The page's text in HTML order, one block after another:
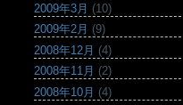
2009年3月 (10)
2009年2月 (9)
2008年12月 (4)
2008年11月 (2)
2008年10月 (4)